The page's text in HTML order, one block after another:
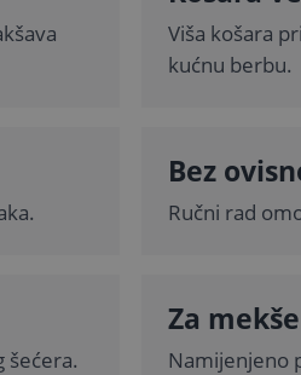
Viša košara
kućnu berbu.
Bez
Ručni rad
šećera.
Za
Namijenjeno